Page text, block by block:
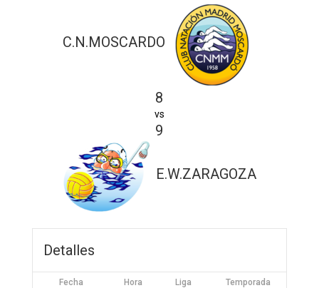
C.N.MOSCARDO
8
vs
9
E.W.ZARAGOZA
Detalles
Fecha Hora Liga Temporada